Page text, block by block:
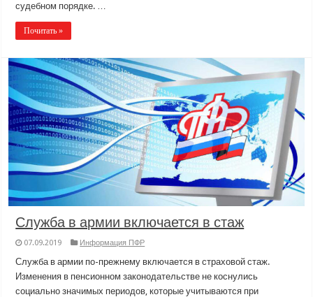
судебном порядке. …
Почитать »
Служба в армии включается в стаж
07.09.2019 Информация ПФР
Служба в армии по-прежнему включается в страховой стаж.
Изменения в пенсионном законодательстве не коснулись
социально значимых периодов, которые учитываются при